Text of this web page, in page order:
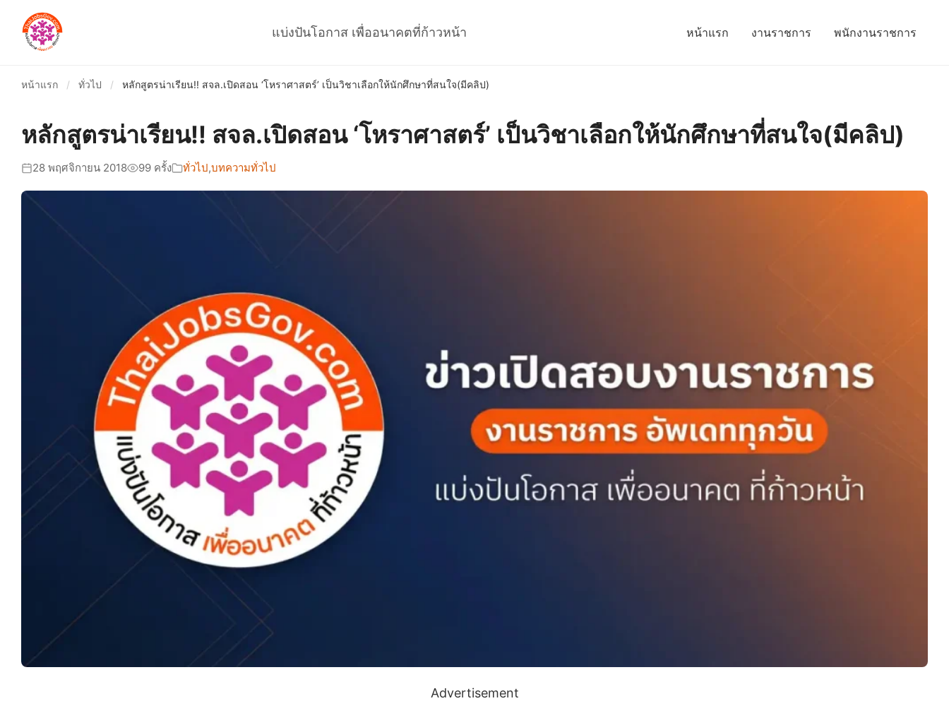
แบ่งปันโอกาส เพื่ออนาคตที่ก้าวหน้า หน้าแรก งานราชการ พนักงานราชการ
หน้าแรก / ทั่วไป / หลักสูตรน่าเรียน!! สจล.เปิดสอน ‘โหราศาสตร์’ เป็นวิชาเลือกให้นักศึกษาที่สนใจ(มีคลิป)
หลักสูตรน่าเรียน!! สจล.เปิดสอน ‘โหราศาสตร์’ เป็นวิชาเลือกให้นักศึกษาที่สนใจ(มีคลิป)
28 พฤศจิกายน 2018 99 ครั้ง ทั่วไป,บทความทั่วไป
Advertisement